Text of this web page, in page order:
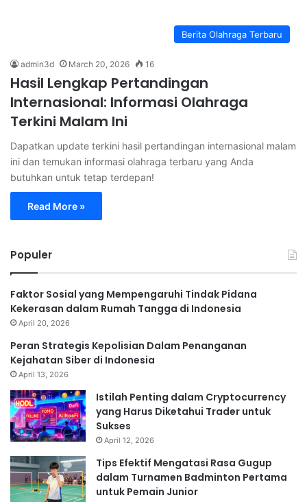
Berita Olahraga Terbaru
admin3d March 20, 2026 16
Hasil Lengkap Pertandingan
Internasional: Informasi Olahraga
Terkini Malam Ini
Dapatkan update terkini hasil pertandingan internasional malam
ini dan temukan informasi olahraga terbaru yang Anda
butuhkan untuk tetap terdepan!
Read More »
Populer
Faktor Sosial yang Mempengaruhi Tindak Pidana
Kekerasan dalam Rumah Tangga di Indonesia
April 20, 2026
Peran Strategis Kepolisian Dalam Penanganan
Kejahatan Siber di Indonesia
April 13, 2026
Istilah Penting dalam Cryptocurrency
yang Harus Diketahui Trader untuk
Sukses
April 12, 2026
Tips Efektif Mengatasi Rasa Gugup
dalam Turnamen Badminton Pertama
untuk Pemain Junior